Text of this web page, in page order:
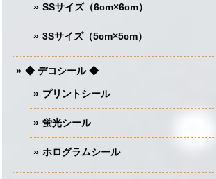
SSサイズ（6cm×6cm）
3Sサイズ（5cm×5cm）
◆ デコシール ◆
プリントシール
蛍光シール
ホログラムシール